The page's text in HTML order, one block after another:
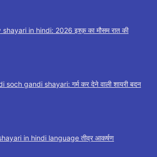
shayari in hindi: 2026 इश्क़ का मौसम रात की
soch gandi shayari: गर्म कर देने वाली शायरी बदन
in hindi language तीव्र आकर्षण